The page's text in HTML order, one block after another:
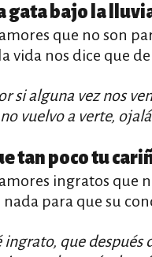
gata bajo la
que no son
vida nos dice que
si alguna vez nos
vuelvo a verte,
tan poco tu
ingratos que
nada para que su
ingrato, que